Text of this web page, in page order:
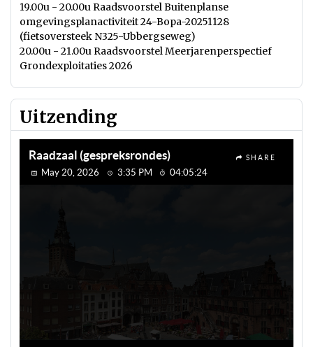
19.00u - 20.00u Raadsvoorstel Buitenplanse
omgevingsplanactiviteit 24-Bopa-20251128
(fietsoversteek N325-Ubbergseweg)
20.00u - 21.00u Raadsvoorstel Meerjarenperspectief
Grondexploitaties 2026
Uitzending